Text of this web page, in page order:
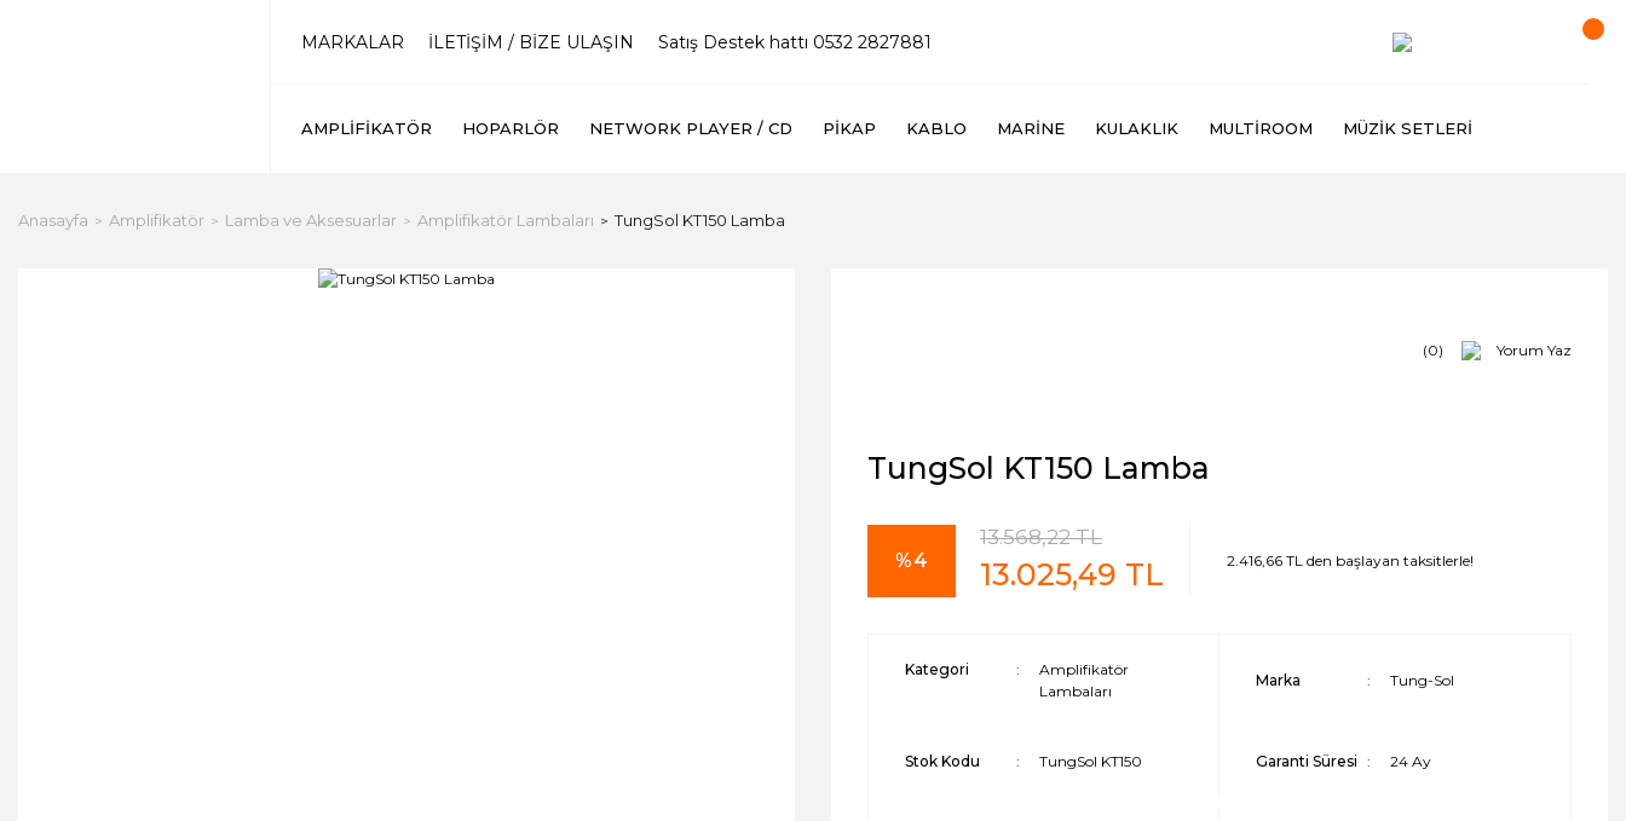
MARKALAR İLETİŞİM / BİZE ULAŞIN Satış Destek hattı 0532 2827881
AMPLIFIKATÖR HOPARLÖR NETWORK PLAYER / CD PIKAP KABLO MARINE KULAKLIK MULTIROOM MÜZIK SETLERI
Anasayfa Amplifikatör Lamba ve Aksesuarlar Amplifikatör Lambaları TungSol KT150 Lamba
(0) Yorum Yaz
TungSol KT150 Lamba
%4
13.568,22 TL
13.025,49 TL 2.416,66 TL den başlayan taksitlerle!
Kategori
Amplifikatör
Lambaları
Marka Tung-Sol
Stok Kodu TungSol KT150 Garanti Süresi 24 Ay